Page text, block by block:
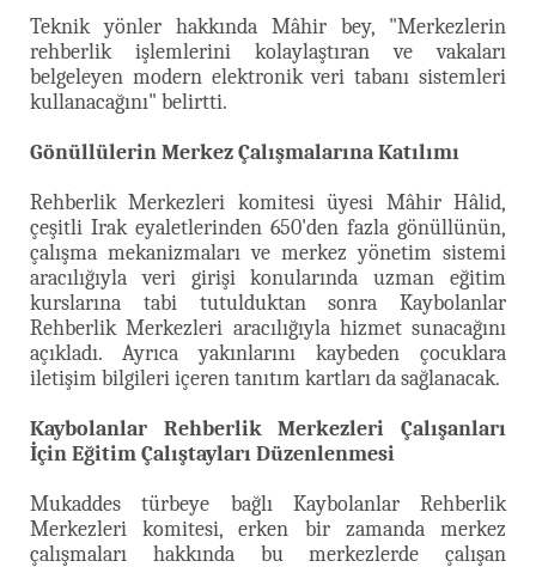
Teknik yönler hakkında Mâhir bey, "Merkezlerin
rehberlik işlemlerini kolaylaştıran ve vakaları
belgeleyen modern elektronik veri tabanı sistemleri
kullanacağını" belirtti.
Gönüllülerin Merkez Çalışmalarına Katılımı
Rehberlik Merkezleri komitesi üyesi Mâhir Hâlid,
çeşitli Irak eyaletlerinden 650'den fazla gönüllünün,
çalışma mekanizmaları ve merkez yönetim sistemi
aracılığıyla veri girişi konularında uzman eğitim
kurslarına tabi tutulduktan sonra Kaybolanlar
Rehberlik Merkezleri aracılığıyla hizmet sunacağını
açıkladı. Ayrıca yakınlarını kaybeden çocuklara
iletişim bilgileri içeren tanıtım kartları da sağlanacak.
Kaybolanlar Rehberlik Merkezleri Çalışanları
İçin Eğitim Çalıştayları Düzenlenmesi
Mukaddes türbeye bağlı Kaybolanlar Rehberlik
Merkezleri komitesi, erken bir zamanda merkez
çalışmaları hakkında bu merkezlerde çalışan